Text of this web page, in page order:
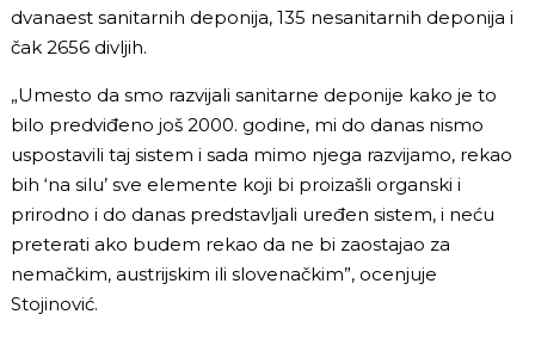
dvanaest sanitarnih deponija, 135 nesanitarnih deponija i
čak 2656 divljih.
„Umesto da smo razvijali sanitarne deponije kako je to
bilo predviđeno još 2000. godine, mi do danas nismo
uspostavili taj sistem i sada mimo njega razvijamo, rekao
bih ‘na silu’ sve elemente koji bi proizašli organski i
prirodno i do danas predstavljali uređen sistem, i neću
preterati ako budem rekao da ne bi zaostajao za
nemačkim, austrijskim ili slovenačkim”, ocenjuje
Stojinović.